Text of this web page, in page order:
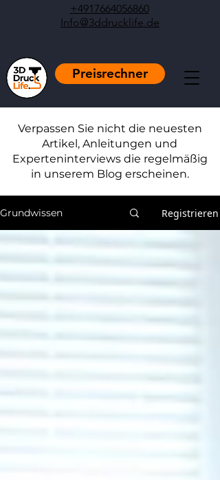
+4917664056860
Info@3ddrucklife.de
Preisrechner
Verpassen Sie nicht die neuesten
Artikel, Anleitungen und
Experteninterviews die regelmäßig
in unserem Blog erscheinen.
Grundwissen Registrieren